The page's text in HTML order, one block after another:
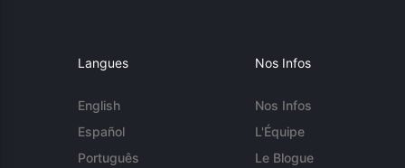
Langues
English
Español
Português
Nos Infos
Nos Infos
L'Équipe
Le Blogue